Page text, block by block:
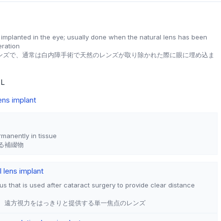
in the eye; usually done when the natural lens has been
で、通常は白内障手術で天然のレンズが取り除かれた際に眼に埋め込ま
implant
in tissue
補綴物
lens implant
that is used after cataract surgery to provide clear distance
遠方視力をはっきりと提供する単一焦点のレンズ